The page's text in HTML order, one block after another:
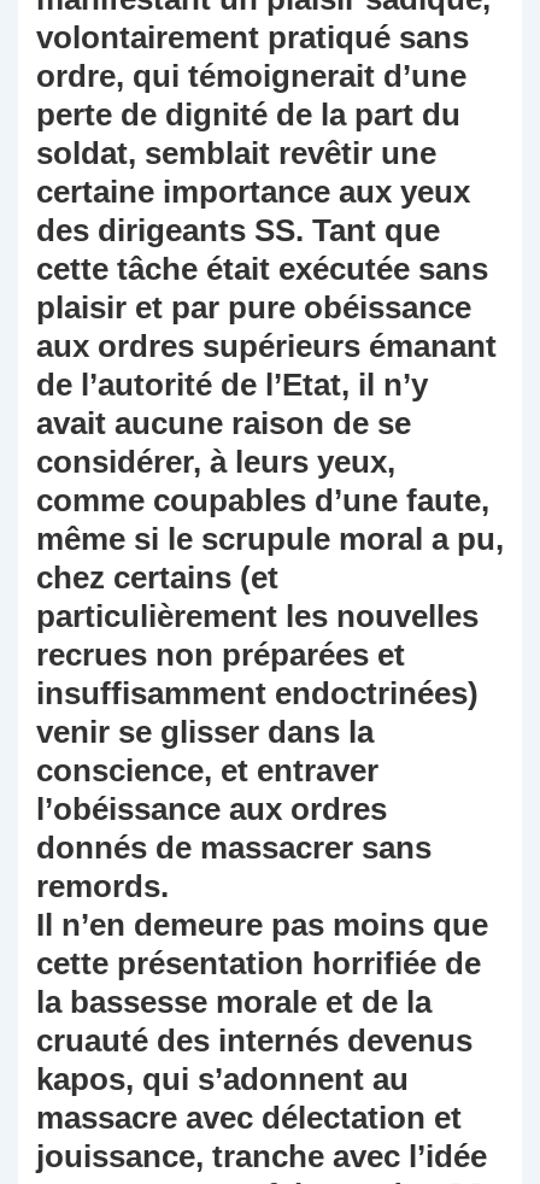
volontairement pratiqué sans
ordre, qui témoignerait d’une
perte de dignité de la part du
soldat, semblait revêtir une
certaine importance aux yeux
des dirigeants SS. Tant que
cette tâche était exécutée sans
plaisir et par pure obéissance
aux ordres supérieurs émanant
de l’autorité de l’Etat, il n’y
avait aucune raison de se
considérer, à leurs yeux,
comme coupables d’une faute,
même si le scrupule moral a pu,
chez certains (et
particulièrement les nouvelles
recrues non préparées et
insuffisamment endoctrinées)
venir se glisser dans la
conscience, et entraver
l’obéissance aux ordres
donnés de massacrer sans
remords.
Il n’en demeure pas moins que
cette présentation horrifiée de
la bassesse morale et de la
cruauté des internés devenus
kapos, qui s’adonnent au
massacre avec délectation et
jouissance, tranche avec l’idée